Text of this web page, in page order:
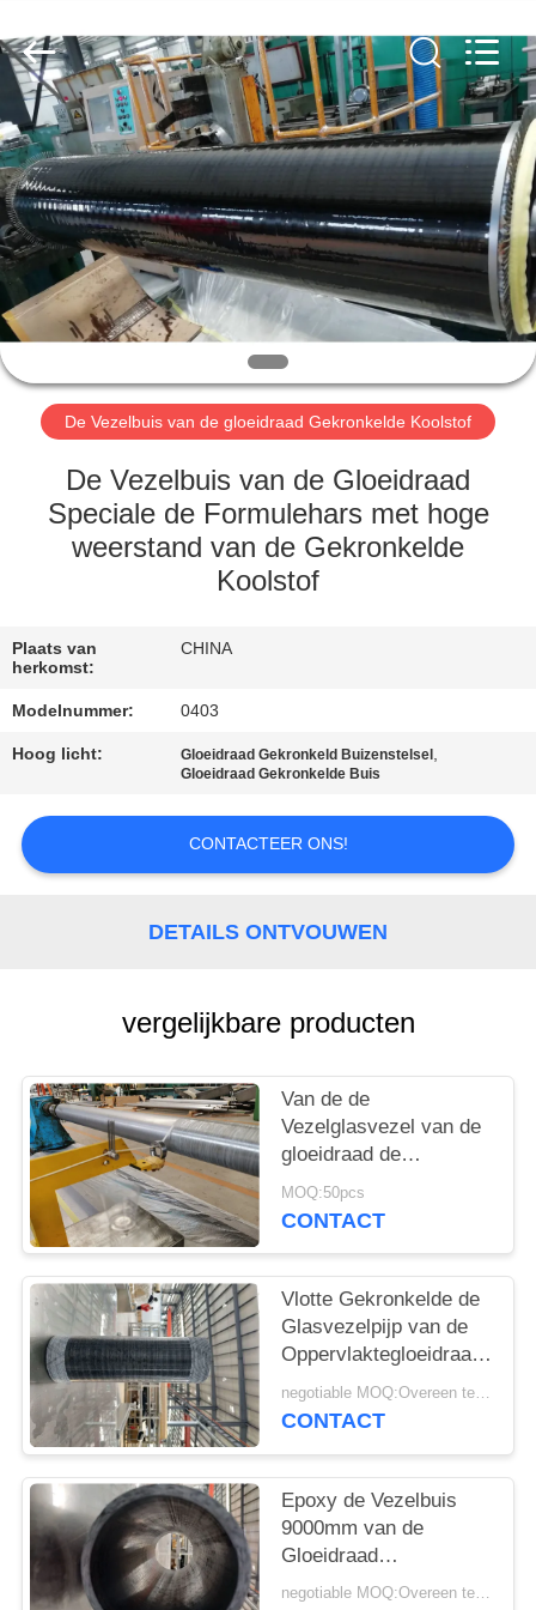
HUIS
PRODUCTEN
ONGEVEER
ONS
FABRIEKSREIS
KWALITEITSCONTROLE
CONTACTEER
VERZOEK
OM EEN
SITEMAP
PRIVACY
LIJIN
IMP.&EXP.
CO.,LTD.
Rights
Reserved.
De Vezelbuis van de gloeidraad Gekronkelde Koolstof
De Vezelbuis van de Gloeidraad
Speciale de Formulehars met hoge
weerstand van de Gekronkelde
Koolstof
Plaats van
herkomst:
CHINA
Modelnummer: 0403
Hoog licht: Gloeidraad Gekronkeld Buizenstelsel ,
Gloeidraad Gekronkelde Buis
CONTACTEER ONS!
DETAILS ONTVOUWEN
vergelijkbare producten
Van de de
Vezelglasvezel van de
gloeidraad de
Windende Koolstof
Samengestelde Pijp
MOQ:50pcs
CONTACT
Vlotte Gekronkelde de
Glasvezelpijp van de
Oppervlaktegloeidraad,
het Verminderde
Buizenstelsel van de
negotiable MOQ:Overeen te komen
CONTACT
Epoxy de Vezelbuis
9000mm van de
Gloeidraad
Gekronkelde Koolstof
negotiable MOQ:Overeen te komen